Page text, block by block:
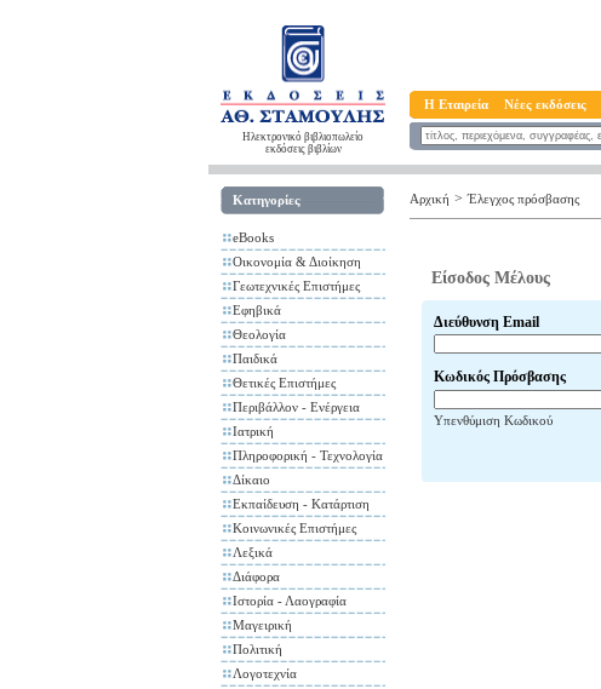
Ηλεκτρονικό βιβλιοπωλείο
εκδόσεις βιβλίων
Η Εταιρεία Νέες εκδόσεις
Κατηγορίες
eBooks
Οικονομία & Διοίκηση
Γεωτεχνικές Επιστήμες
Εφηβικά
Θεολογία
Παιδικά
Θετικές Επιστήμες
Περιβάλλον - Ενέργεια
Ιατρική
Πληροφορική - Τεχνολογία
Δίκαιο
Εκπαίδευση - Κατάρτιση
Κοινωνικές Επιστήμες
Λεξικά
Διάφορα
Ιστορία - Λαογραφία
Μαγειρική
Πολιτική
Λογοτεχνία
Αρχική > Έλεγχος πρόσβασης
Είσοδος Μέλους
Διεύθυνση Email
Κωδικός Πρόσβασης
Υπενθύμιση Κωδικού